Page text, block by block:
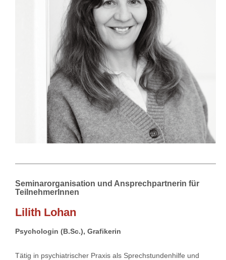
Seminarorganisation und Ansprechpartnerin für
TeilnehmerInnen
Lilith Lohan
Psychologin (B.Sc.), Grafikerin
Tätig in psychiatrischer Praxis als Sprechstundenhilfe und